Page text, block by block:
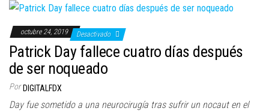
octubre 24, 2019 Desactivado
Patrick Day fallece cuatro días después
de ser noqueado
Por DIGITALFDX
Day fue sometido a una neurocirugía tras sufrir un nocaut en el